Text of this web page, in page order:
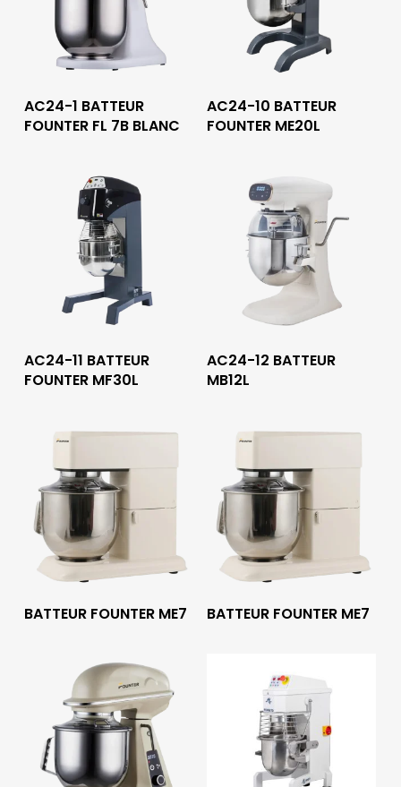
Lire La Suite
AC24-1 BATTEUR
FOUNTER FL 7B BLANC
Lire La Suite
AC24-10 BATTEUR
FOUNTER ME20L
Lire La Suite
AC24-11 BATTEUR
FOUNTER MF30L
Lire La Suite
AC24-12 BATTEUR
MB12L
Lire La Suite
BATTEUR FOUNTER ME7 Lire La Suite
BATTEUR FOUNTER ME7